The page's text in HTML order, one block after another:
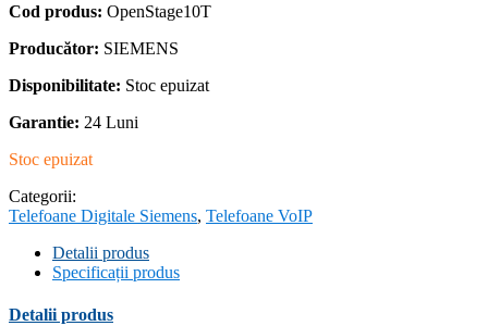
Cod produs: OpenStage10T
Producător: SIEMENS
Disponibilitate: Stoc epuizat
Garantie: 24 Luni
Stoc epuizat
Categorii:
Telefoane Digitale Siemens, Telefoane VoIP
Detalii produs
Specificații produs
Detalii produs